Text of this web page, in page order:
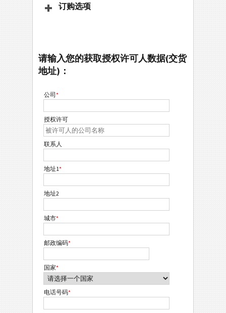
订购选项
请输入您的获取授权许可人数据(交货
地址)：
公司*
授权许可
联系人
地址1*
地址2
城市*
邮政编码*
国家*
电话号码*